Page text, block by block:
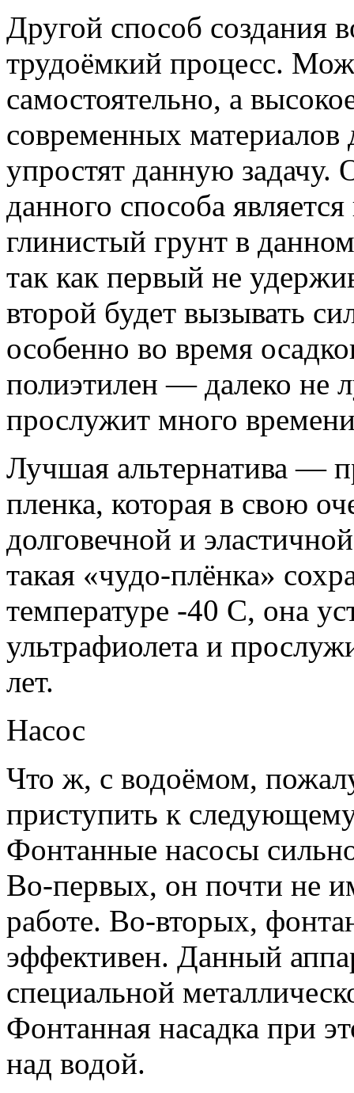
Другой способ создания
трудоёмкий процесс.
самостоятельно, а
современных материалов
упростят данную
данного способа
глинистый грунт в
так как первый не
второй будет вызывать
особенно во время
полиэтилен — далеко не
прослужит много
Лучшая альтернатива —
пленка, которая в свою
долговечной и
такая «чудо-плёнка»
температуре -40 C, она
ультрафиолета и
лет.
Насос
Что ж, с водоёмом,
приступить к
Фонтанные насосы
Во-первых, он почти не
работе. Во-вторых,
эффективен. Данный
специальной
Фонтанная насадка при
над водой.